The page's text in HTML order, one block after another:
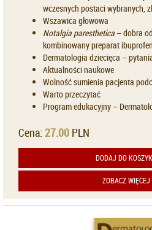
wczesnych postaci wybranych,
Wszawica głowowa
Notalgia paresthetica – dobra
kombinowany preparat
Dermatologia dziecięca –
Aktualności naukowe
Wolność sumienia pacjenta
Warto przeczytać
Program edukacyjny –
Cena: 27.00 PLN
DODAJ DO
ZOBACZ WIĘCEJ